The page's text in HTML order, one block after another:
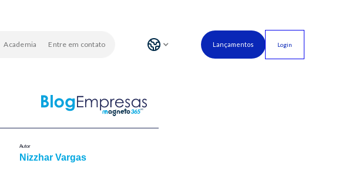
Academia Entre em contato Lançamentos Login
Autor
Nizzhar Vargas